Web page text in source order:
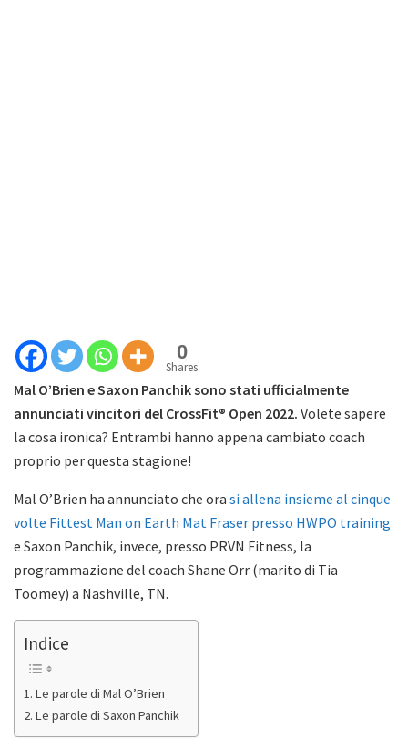
0
Shares
Mal O’Brien e Saxon Panchik sono stati ufficialmente
annunciati vincitori del CrossFit® Open 2022. Volete sapere
la cosa ironica? Entrambi hanno appena cambiato coach
proprio per questa stagione!
Mal O’Brien ha annunciato che ora si allena insieme al cinque
volte Fittest Man on Earth Mat Fraser presso HWPO training
e Saxon Panchik, invece, presso PRVN Fitness, la
programmazione del coach Shane Orr (marito di Tia
Toomey) a Nashville, TN.
Indice
Le parole di Mal O’Brien
Le parole di Saxon Panchik